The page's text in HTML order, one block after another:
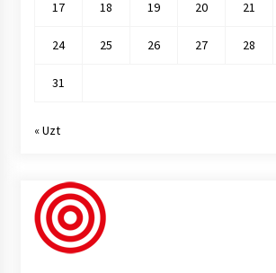
17 18 19 20 21
24 25 26 27 28
31
« Uzt